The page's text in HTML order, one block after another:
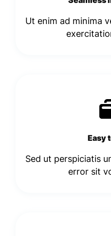
Ut enim ad minima
Easy
Sed ut perspiciatis
error sit